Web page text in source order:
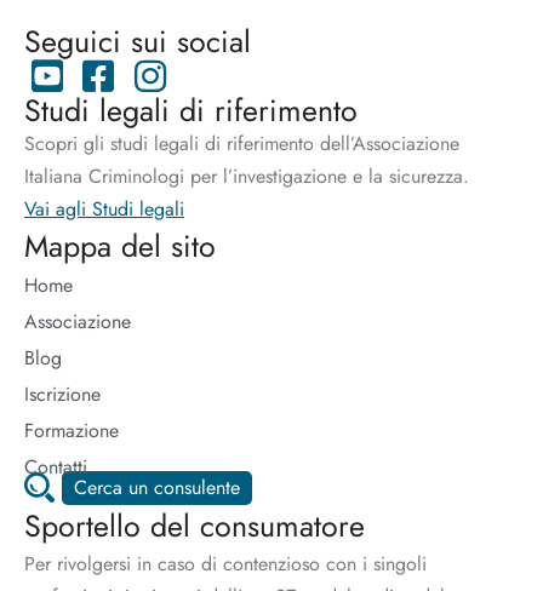
Seguici sui social
Studi legali di riferimento
Scopri gli studi legali di riferimento dell’Associazione
Italiana Criminologi per l’investigazione e la sicurezza.
Vai agli Studi legali
Mappa del sito
Home
Associazione
Blog
Iscrizione
Formazione
Contatti
Cerca un consulente
Sportello del consumatore
Per rivolgersi in caso di contenzioso con i singoli